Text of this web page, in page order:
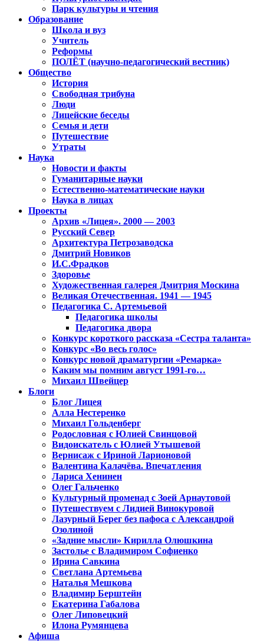
Парк культуры и чтения
Образование
Школа и вуз
Учитель
Реформы
ПОЛЁТ (научно-педагогический вестник)
Общество
История
Свободная трибуна
Люди
Лицейские беседы
Семья и дети
Путешествие
Утраты
Наука
Новости и факты
Гуманитарные науки
Естественно-математические науки
Наука в лицах
Проекты
Архив «Лицея». 2000 — 2003
Русский Север
Архитектура Петрозаводска
Дмитрий Новиков
И.С.Фрадков
Здоровье
Художественная галерея Дмитрия Москина
Великая Отечественная. 1941 — 1945
Педагогика С. Артемьевой
Педагогика школы
Педагогика двора
Конкурс короткого рассказа «Сестра таланта»
Конкурс «Во весь голос»
Конкурс новой драматургии «Ремарка»
Каким мы помним август 1991-го…
Михаил Швейцер
Блоги
Блог Лицея
Алла Нестеренко
Михаил Гольденберг
Родословная с Юлией Свинцовой
Видоискатель с Юлией Утышевой
Вернисаж с Ириной Ларионовой
Валентина Калачёва. Впечатления
Лариса Хенинен
Олег Гальченко
Культурный променад с Зоей Арнаутовой
Путешествуем с Лидией Винокуровой
Лазурный Берег без пафоса с Александрой
Озолиной
«Задние мысли» Кирилла Олюшкина
Застолье с Владимиром Софиенко
Ирина Савкина
Светлана Артемьева
Наталья Мешкова
Владимир Берштейн
Екатерина Габалова
Олег Липовецкий
Илона Румянцева
Афиша